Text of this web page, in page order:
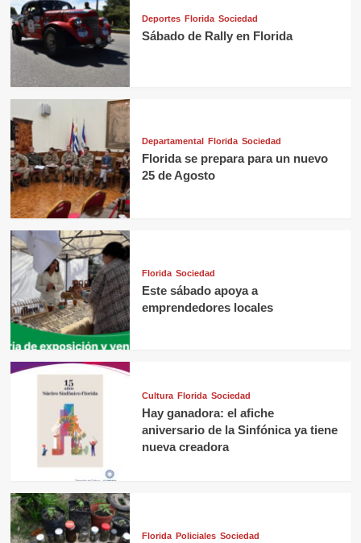
Deportes Florida Sociedad
Sábado de Rally en Florida
Departamental Florida Sociedad
Florida se prepara para un nuevo
25 de Agosto
Florida Sociedad
Este sábado apoya a
emprendedores locales
Cultura Florida Sociedad
Hay ganadora: el afiche
aniversario de la Sinfónica ya tiene
nueva creadora
Florida Policiales Sociedad